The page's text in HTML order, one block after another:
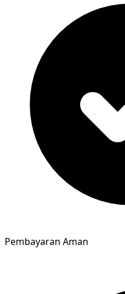
Pembayaran Aman